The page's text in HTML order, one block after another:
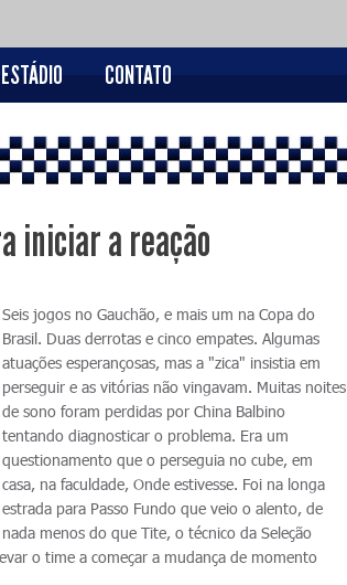
ESTÁDIO CONTATO
iniciar a reação
Seis jogos no Gauchão, e mais um na Copa do
Brasil. Duas derrotas e cinco empates. Algumas
atuações esperançosas, mas a "zica" insistia em
perseguir e as vitórias não vingavam. Muitas noites
de sono foram perdidas por China Balbino
tentando diagnosticar o problema. Era um
questionamento que o perseguia no cube, em
casa, na faculdade, Onde estivesse. Foi na longa
estrada para Passo Fundo que veio o alento, de
nada menos do que Tite, o técnico da Seleção
o time a começar a mudança de momento